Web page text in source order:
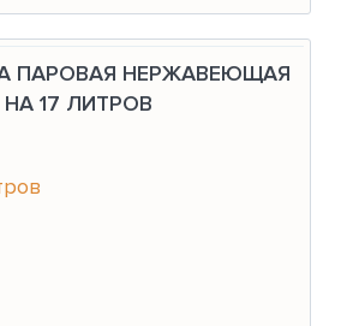
ПАРОВАЯ НЕРЖАВЕЮЩАЯ
НА 17 ЛИТРОВ